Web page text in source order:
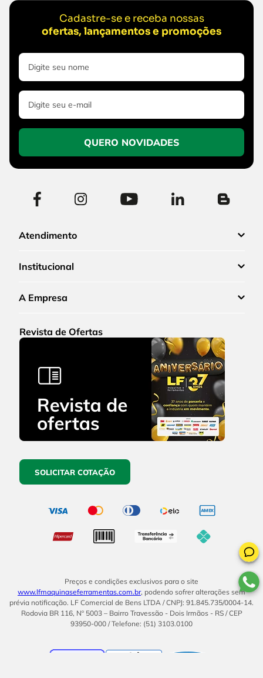
Cadastre-se e receba nossas
ofertas, lançamentos e promoções
QUERO NOVIDADES
Atendimento
Institucional
A Empresa
Revista de Ofertas
SOLICITAR COTAÇÃO
Preços e condições exclusivos para o site
www.lfmaquinaseferramentas.com.br, podendo sofrer alterações sem
prévia notificação. LF Comercial de Bens LTDA / CNPJ: 91.845.735/0004-14.
Rodovia BR 116, Nº 5003 – Bairro Travessão - Dois Irmãos - RS / CEP
93950-000 / Telefone: (51) 3103.0100